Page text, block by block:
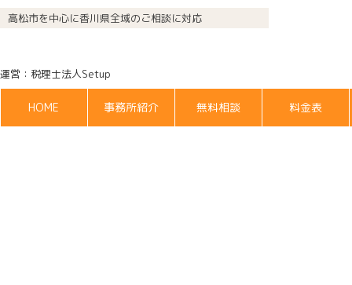
高松市を中心に香川県全域のご相談に対応
運営：税理士法人Setup
HOME 事務所紹介 無料相談 料金表